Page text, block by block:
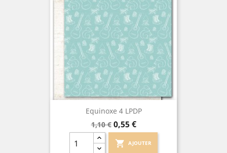
Equinoxe 4 LPDP
Prix
de
base
1,10 € Prix
0,55 €
shopping_cart AJOUTER